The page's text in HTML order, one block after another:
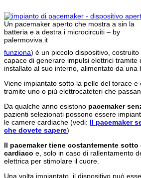
Un pacemaker aperto che mostra a sin la
batteria e a destra i microcircuiti – by
palermoviva.it
funziona) è un piccolo dispositivo, costruito
capace di generare impulsi elettrici tramite
installato al suo interno, alimentato da una
Viene impiantato sotto la pelle del torace e
tramite uno o più elettrocateteri che
Da qualche anno esistono pacemaker
pazienti selezionati possono essere
le camere cardiache (vedi: Il pacemaker
che dovete sapere)
Il pacemaker tiene costantemente
cardiaco e, solo in caso di rallentamento
elettrica per stimolare il cuore.
Una volta impiantato, il dispositivo può